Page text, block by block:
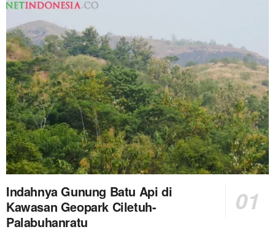
Indahnya Gunung Batu Api di
Kawasan Geopark Ciletuh-
Palabuhanratu